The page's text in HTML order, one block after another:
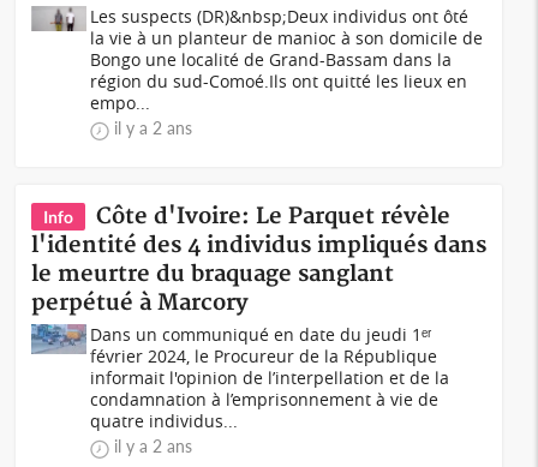
Les suspects (DR)&nbsp;Deux individus ont ôté
la vie à un planteur de manioc à son domicile de
Bongo une localité de Grand-Bassam dans la
région du sud-Comoé.Ils ont quitté les lieux en
empo...
il y a 2 ans
Info
Côte d'Ivoire: Le Parquet révèle
l'identité des 4 individus impliqués dans
le meurtre du braquage sanglant
perpétué à Marcory
Dans un communiqué en date du jeudi 1ᵉʳ
février 2024, le Procureur de la République
informait l'opinion de l’interpellation et de la
condamnation à l’emprisonnement à vie de
quatre individus...
il y a 2 ans